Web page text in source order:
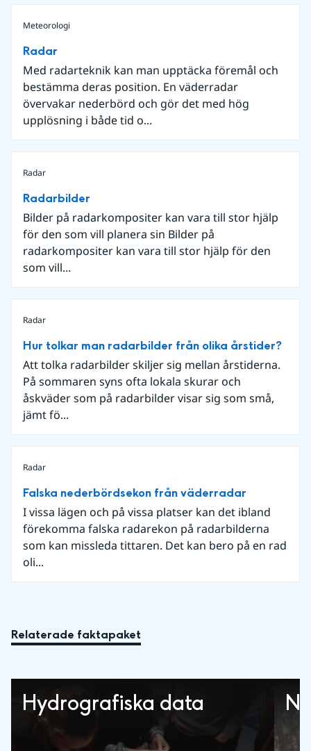
Meteorologi
Radar
Med radarteknik kan man upptäcka föremål och
bestämma deras position. En väderradar
övervakar nederbörd och gör det med hög
upplösning i både tid o...
Radar
Radarbilder
Bilder på radarkompositer kan vara till stor hjälp
för den som vill planera sin Bilder på
radarkompositer kan vara till stor hjälp för den
som vill...
Radar
Hur tolkar man radarbilder från olika årstider?
Att tolka radarbilder skiljer sig mellan årstiderna.
På sommaren syns ofta lokala skurar och
åskväder som på radarbilder visar sig som små,
jämt fö...
Radar
Falska nederbördsekon från väderradar
I vissa lägen och på vissa platser kan det ibland
förekomma falska radarekon på radarbilderna
som kan missleda tittaren. Det kan bero på en rad
oli...
Relaterade faktapaket
Hydrografiska data